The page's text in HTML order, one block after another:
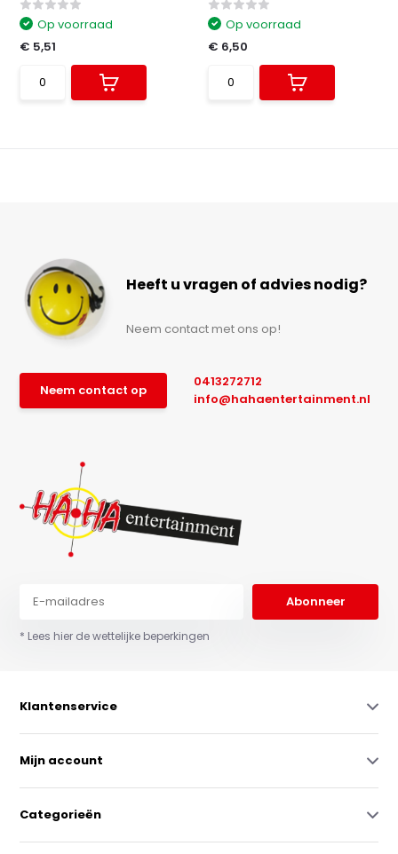
Op voorraad
€ 5,51
Op voorraad
€ 6,50
Heeft u vragen of advies nodig?
Neem contact met ons op!
Neem contact op
0413272712
info@hahaentertainment.nl
Abonneer
* Lees hier de wettelijke beperkingen
Klantenservice
Mijn account
Categorieën